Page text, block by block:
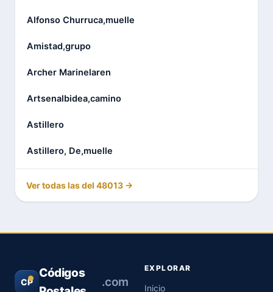
Alfonso Churruca,muelle
Amistad,grupo
Archer Marinelaren
Artsenalbidea,camino
Astillero
Astillero, De,muelle
Ver todas las del 48013 →
CP
Códigos
.com
EXPLORAR
Inicio